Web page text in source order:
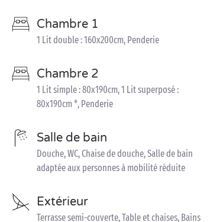
Chambre 1
1 Lit double : 160x200cm, Penderie
Chambre 2
1 Lit simple : 80x190cm, 1 Lit superposé :
80x190cm *, Penderie
Salle de bain
Douche, WC, Chaise de douche, Salle de bain
adaptée aux personnes à mobilité réduite
Extérieur
Terrasse semi-couverte, Table et chaises, Bains